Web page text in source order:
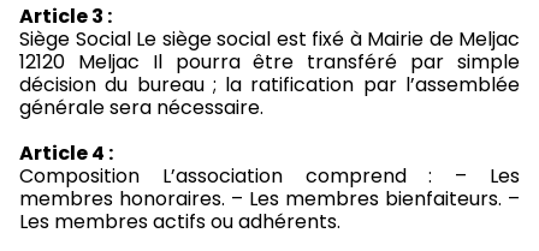
Article 3 :
Siège Social Le siège social est fixé à Mairie de Meljac
12120 Meljac Il pourra être transféré par simple
décision du bureau ; la ratification par l’assemblée
générale sera nécessaire.
Article 4 :
Composition L’association comprend : – Les
membres honoraires. – Les membres bienfaiteurs. –
Les membres actifs ou adhérents.